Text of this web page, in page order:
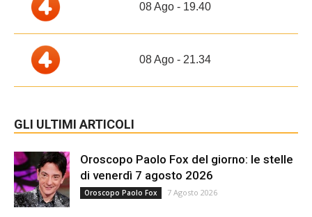
08 Ago - 19.40
08 Ago - 21.34
GLI ULTIMI ARTICOLI
Oroscopo Paolo Fox del giorno: le stelle
di venerdì 7 agosto 2026
Oroscopo Paolo Fox 7 Agosto 2026